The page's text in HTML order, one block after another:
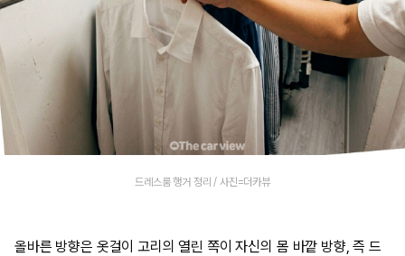
드레스룸 행거 정리 / 사진=더카뷰
올바른 방향은 옷걸이 고리의 열린 쪽이 자신의 몸 바깥 방향, 즉 드